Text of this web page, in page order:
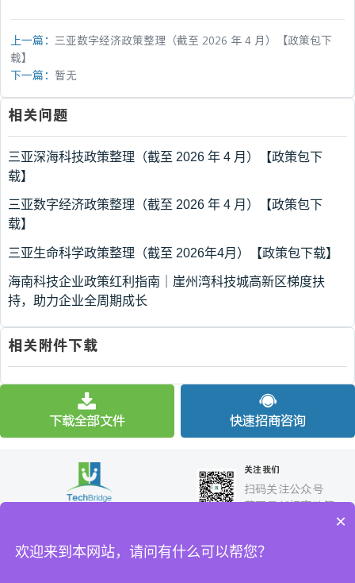
上一篇： 三亚数字经济政策整理（截至 2026 年 4 月）【政策包下
载】
下一篇： 暂无
相关问题
三亚深海科技政策整理（截至 2026 年 4 月）【政策包下
载】
三亚数字经济政策整理（截至 2026 年 4 月）【政策包下
载】
三亚生命科学政策整理（截至 2026年4月）【政策包下载】
海南科技企业政策红利指南｜崖州湾科技城高新区梯度扶
持，助力企业全周期成长
相关附件下载
下载全部文件 快速招商咨询
关于我们 产业招商 服务平台
关注我们
扫码关注公众号
获取最新招商政策
×
欢迎来到本网站，请问有什么可以帮您？